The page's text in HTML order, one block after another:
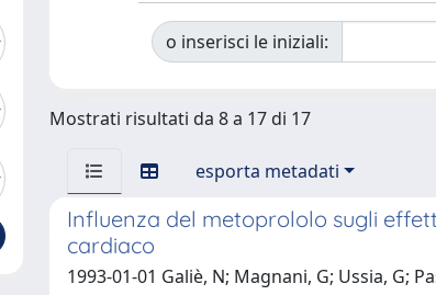
o inserisci le iniziali:
Mostrati risultati da 8 a 17 di 17
esporta metadati
Influenza del metoprololo sugli
cardiaco
1993-01-01 Galiè, N; Magnani, G; Ussia, G;